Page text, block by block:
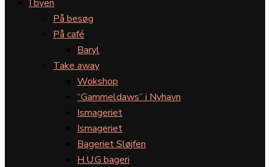
I byen
På besøg
På café
Baryl
Take away
Wokshop
“Gammeldaws” i Nyhavn
Ismageriet
Ismageriet
Bageriet Sløjfen
H.U.G bageri